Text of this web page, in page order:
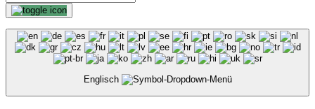
Englisch